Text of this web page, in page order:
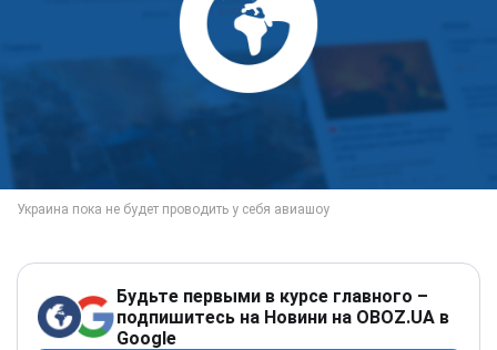
Будьте первыми в курсе главного –
подпишитесь на Новини на OBOZ.UA в
Google